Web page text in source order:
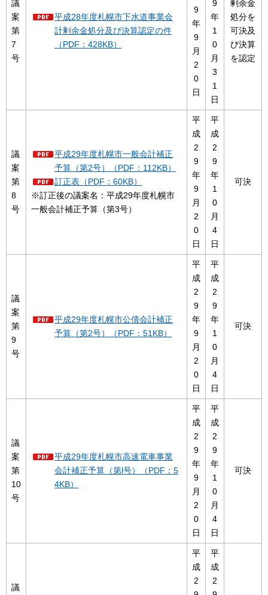
議
案
第
7
号
平成28年度札幌市下水道事業会
計剰余金処分及び決算認定の件
（PDF：428KB）
9
年
9
月
2
0
日
9
年
1
0
月
3
1
日
剰余金
処分を
可決及
び決算
を認定
議
案
第
8
号
平成29年度札幌市一般会計補正
予算（第2号）（PDF：112KB）
訂正表（PDF：60KB）
※訂正後の議案名：平成29年度札幌市
一般会計補正予算（第3号）
平
成
2
9
年
9
月
2
0
日
平
成
2
9
年
1
0
月
4
日
可決
議
案
第
9
号
平成29年度札幌市公債会計補正
予算（第2号）（PDF：51KB）
平
成
2
9
年
9
月
2
0
日
平
成
2
9
年
1
0
月
4
日
可決
議
案
第
10
号
平成29年度札幌市高速電車事業
会計補正予算（第l号）（PDF：5
4KB）
平
成
2
9
年
9
月
2
0
日
平
成
2
9
年
1
0
月
4
日
可決
議
平
成
2
平
成
2